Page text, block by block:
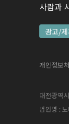
사람과
광고/
개인정보
대전광역
법인명 :